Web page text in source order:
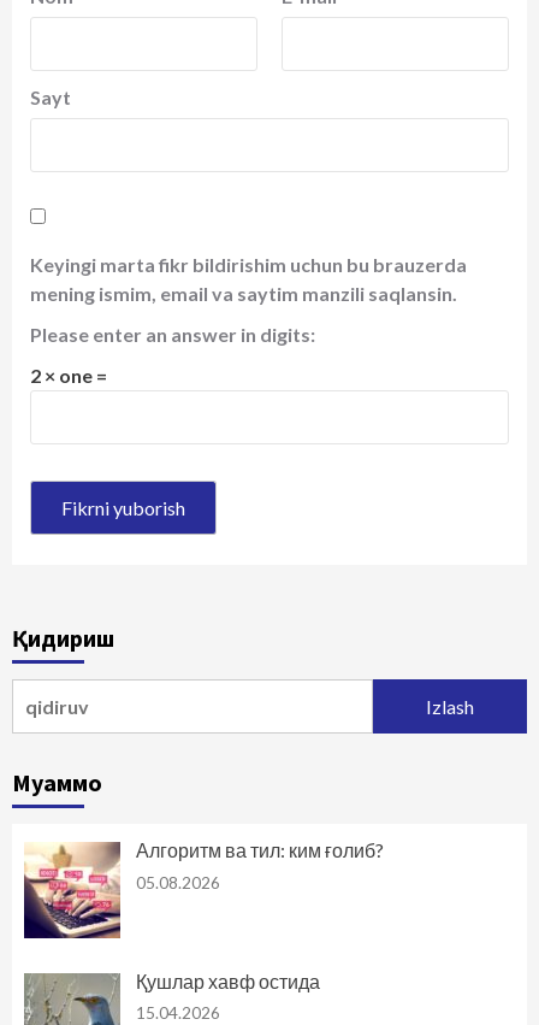
Sayt
Keyingi marta fikr bildirishim uchun bu brauzerda
mening ismim, email va saytim manzili saqlansin.
Please enter an answer in digits:
2 × one =
Қидириш
Муаммо
Алгоритм ва тил: ким ғолиб?
05.08.2026
Қушлар хавф остида
15.04.2026